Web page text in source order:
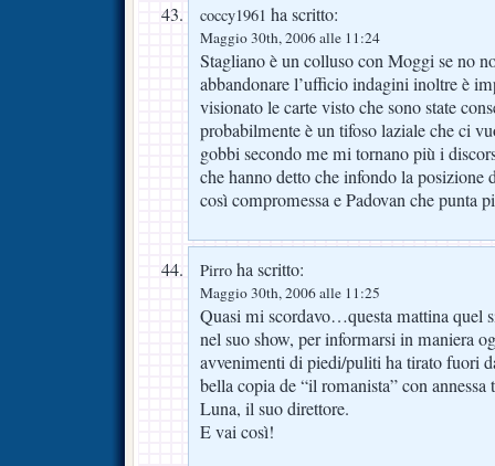
coccy1961 ha scritto:
Maggio 30th, 2006 alle 11:24
Stagliano è un colluso con Moggi se no
abbandonare l’ufficio indagini inoltre è
visionato le carte visto che sono state
probabilmente è un tifoso laziale che ci
gobbi secondo me mi tornano più i
che hanno detto che infondo la posizione
così compromessa e Padovan che punta
Pirro ha scritto:
Maggio 30th, 2006 alle 11:25
Quasi mi scordavo…questa mattina quel
nel suo show, per informarsi in maniera
avvenimenti di piedi/puliti ha tirato fuori
bella copia de “il romanista” con annessa
Luna, il suo direttore.
E vai così!